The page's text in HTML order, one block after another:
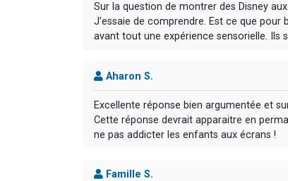
Sur la question de montrer des Disney
J'essaie de comprendre. Est ce que pour
avant tout une expérience sensorielle. Ils
Aharon S.
Excellente réponse bien argumentée et
Cette réponse devrait apparaitre en
ne pas addicter les enfants aux écrans !
Famille S.